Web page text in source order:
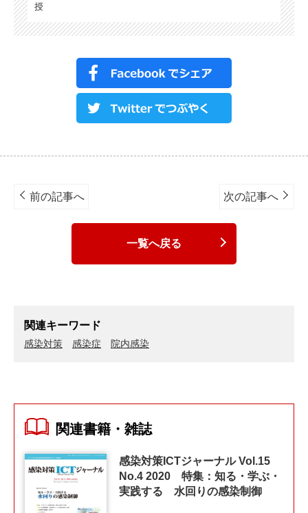
授
navigation
前の記事へ 次の記事へ
一覧へ戻る
関連キーワード
感染対策 感染症 院内感染
関連書籍・雑誌
感染対策ICTジャーナル Vol.15
No.4 2020 特集：知る・学ぶ・
実践する 水回りの感染制御